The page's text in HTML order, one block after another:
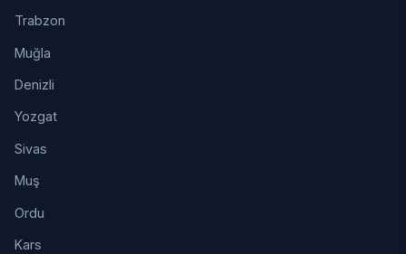
Trabzon
Muğla
Denizli
Yozgat
Sivas
Muş
Ordu
Kars